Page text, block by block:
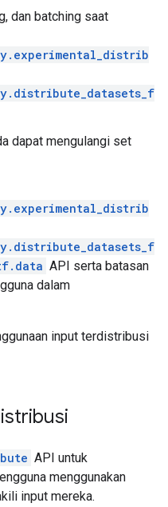
dan batching saat
dapat mengulangi set
API serta batasan
dalam
input terdistribusi
API untuk
menggunakan
input mereka.